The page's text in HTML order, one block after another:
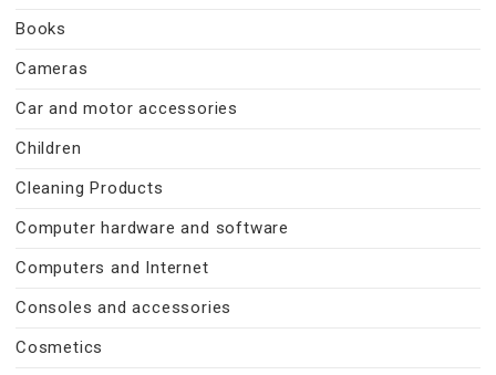
Books
Cameras
Car and motor accessories
Children
Cleaning Products
Computer hardware and software
Computers and Internet
Consoles and accessories
Cosmetics